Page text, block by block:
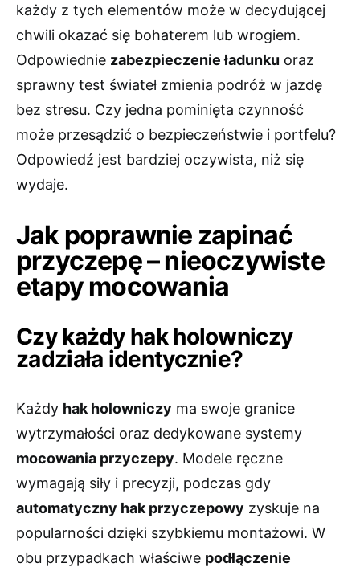
każdy z tych elementów może w decydującej
chwili okazać się bohaterem lub wrogiem.
Odpowiednie zabezpieczenie ładunku oraz
sprawny test świateł zmienia podróż w jazdę
bez stresu. Czy jedna pominięta czynność
może przesądzić o bezpieczeństwie i portfelu?
Odpowiedź jest bardziej oczywista, niż się
wydaje.
Jak poprawnie zapinać
przyczepę – nieoczywiste
etapy mocowania
Czy każdy hak holowniczy
zadziała identycznie?
Każdy hak holowniczy ma swoje granice
wytrzymałości oraz dedykowane systemy
mocowania przyczepy. Modele ręczne
wymagają siły i precyzji, podczas gdy
automatyczny hak przyczepowy zyskuje na
popularności dzięki szybkiemu montażowi. W
obu przypadkach właściwe podłączenie